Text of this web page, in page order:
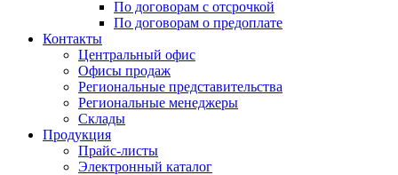
По договорам с отсрочкой
По договорам о предоплате
Контакты
Центральный офис
Офисы продаж
Региональные представительства
Региональные менеджеры
Склады
Продукция
Прайс-листы
Электронный каталог